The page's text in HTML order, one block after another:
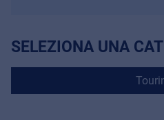
SELEZIONA UNA